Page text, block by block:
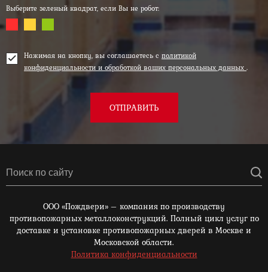
Выберите зеленый квадрат, если Вы не робот:
Нажимая на кнопку, вы соглашаетесь с политикой
конфиденциальности и обработкой ваших персональных данных .
ОТПРАВИТЬ
ООО «Пождвери» – компания по производству
противопожарных металлоконструкций. Полный цикл услуг по
доставке и установке противопожарных дверей в Москве и
Московской области.
Политика конфиденциальности